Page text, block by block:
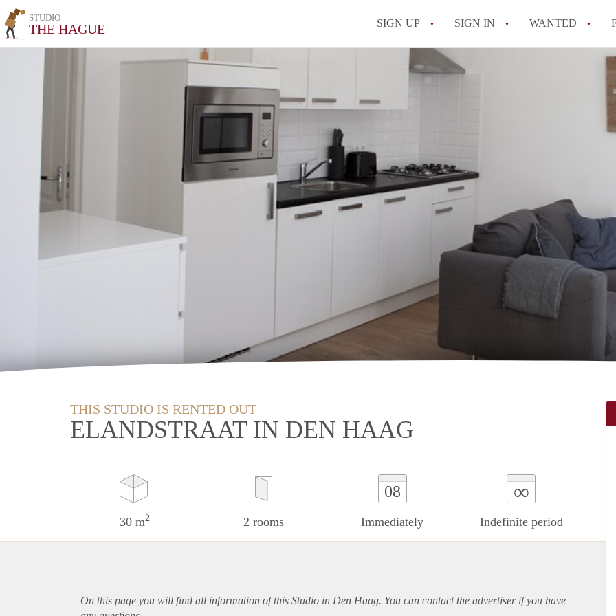
STUDIO
THE HAGUE SIGN UP SIGN IN WANTED
THIS STUDIO IS RENTED OUT
ELANDSTRAAT IN DEN HAAG
30 m2 2 rooms
08
Immediately
∞
Indefinite period
On this page you will find all information of this Studio in Den Haag. You can contact the advertiser if you have